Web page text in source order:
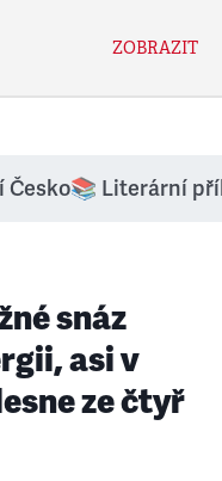
ZOBRAZIT
📚 Literární
snáz
asi v
ze čtyř